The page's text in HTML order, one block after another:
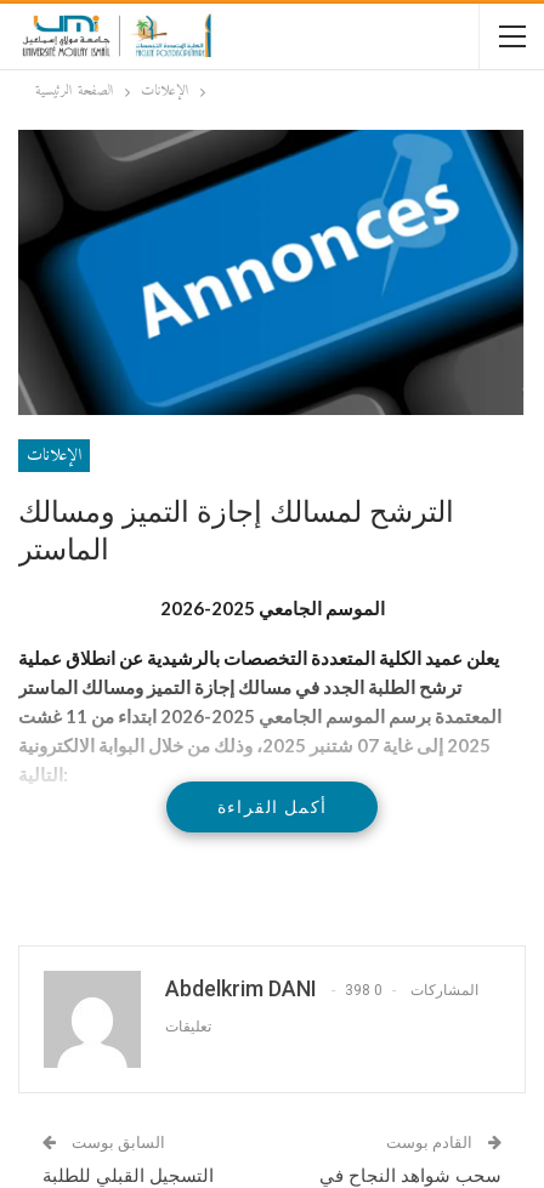
الصفحة الرئيسية الإعلانات
الإعلانات
الترشح لمسالك إجازة التميز ومسالك
الماستر
الموسم الجامعي 2025-2026
يعلن عميد الكلية المتعددة التخصصات بالرشيدية عن انطلاق عملية
ترشح الطلبة الجدد في مسالك إجازة التميز ومسالك الماستر
المعتمدة برسم الموسم الجامعي 202 5
-2026 ابتداء من 11 غشت
2025 إلى غاية 07 شتنبر 2025، وذلك من خلال البوابة الالكترونية
التالية:
منصة الترشيح
الدرس الشرعي وقضايا
المجتمع: التجديد والرقمنة
أكمل القراءة
Abdelkrim DANI 398 المشاركات 0
تعليقات
السابق بوست
التسجيل القبلي للطلبة
سحب شواهد النجاح في